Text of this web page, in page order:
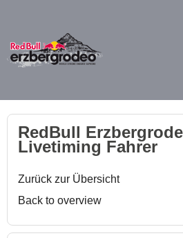
RedBull
Livetiming Fahrer
Zurück zur Übersicht
Back to overview